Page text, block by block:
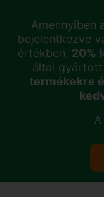
Amennyiben
bejelentkezve
értékben, 20%
által gyártott
termékekre